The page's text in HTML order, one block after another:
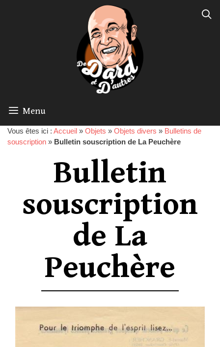
Menu
Vous êtes ici : Accueil » Objets » Objets divers » Bulletins de
souscription » Bulletin souscription de La Peuchère
Bulletin
souscription
de La
Peuchère